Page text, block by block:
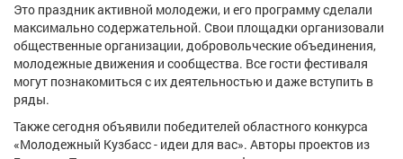
Работа Транспорт Компании
Это праздник активной молодежи, и его программу сделали
максимально содержательной. Свои площадки организовали
общественные организации, добровольческие объединения,
молодежные движения и сообщества. Все гости фестиваля
могут познакомиться с их деятельностью и даже вступить в
ряды.
Также сегодня объявили победителей областного конкурса
«Молодежный Кузбасс - идеи для вас». Авторы проектов из